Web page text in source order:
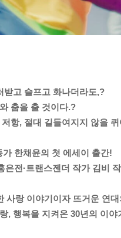
받고 슬프고 화나더라도,?
춤을 출 것이다.?
항, 절대 길들여지지 않을
한채윤의 첫 에세이 출간!
은전·트랜스젠더 작가 김비
사랑 이야기이자 뜨거운 연
, 행복을 지켜온 30년의 이야